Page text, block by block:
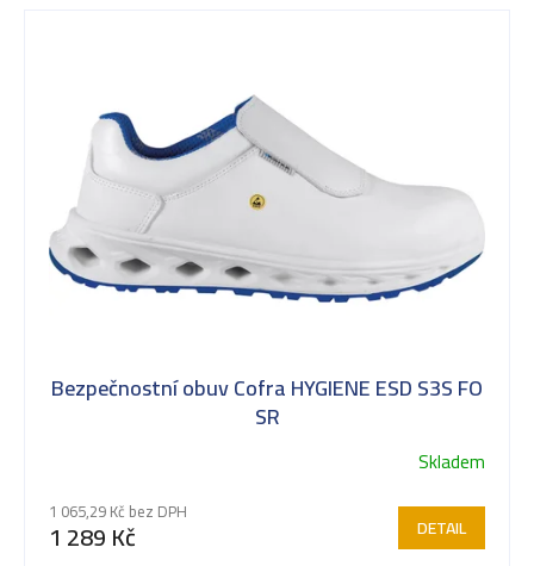
Bezpečnostní obuv Cofra HYGIENE ESD S3S FO
SR
Skladem
1 065,29 Kč bez DPH
1 289 Kč DETAIL